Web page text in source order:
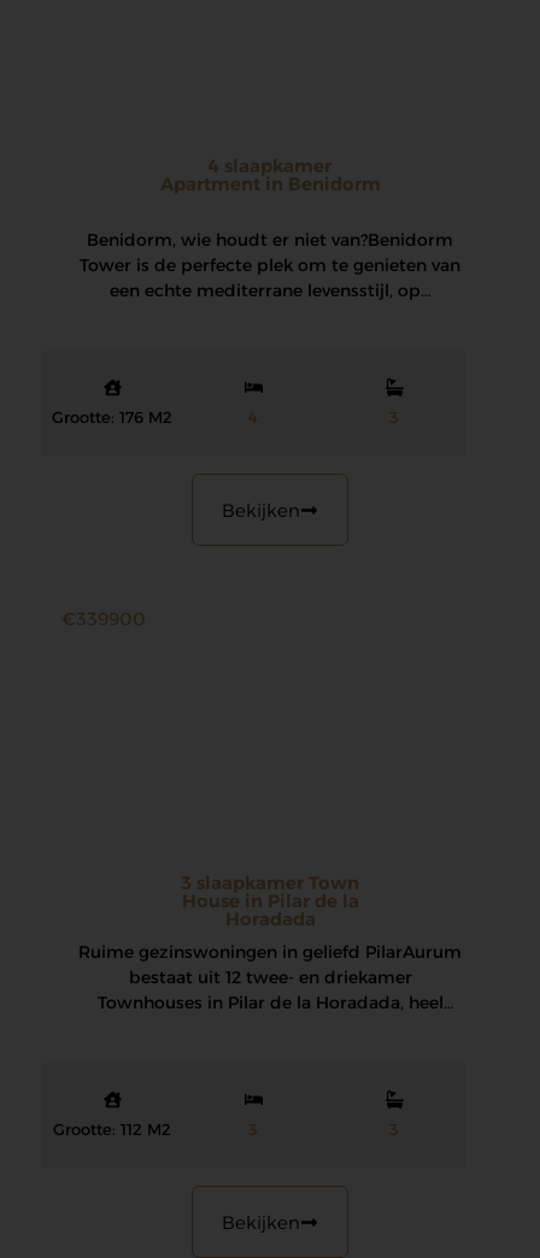
4 slaapkamer
Apartment in Benidorm
Benidorm, wie houdt er niet van? Benidorm
Tower is de perfecte plek om te genieten van
een echte mediterrane levensstijl, op…
Grootte: 176 M2 4 3
Bekijken
€339900
3 slaapkamer Town
House in Pilar de la
Horadada
Ruime gezinswoningen in geliefd Pilar Aurum
bestaat uit 12 twee- en driekamer
Townhouses in Pilar de la Horadada, heel
Grootte: 112 M2 3 3
Bekijken